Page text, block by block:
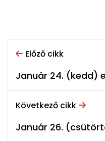
Előző cikk
Január 24. (kedd)
Következő cikk
Január 26.